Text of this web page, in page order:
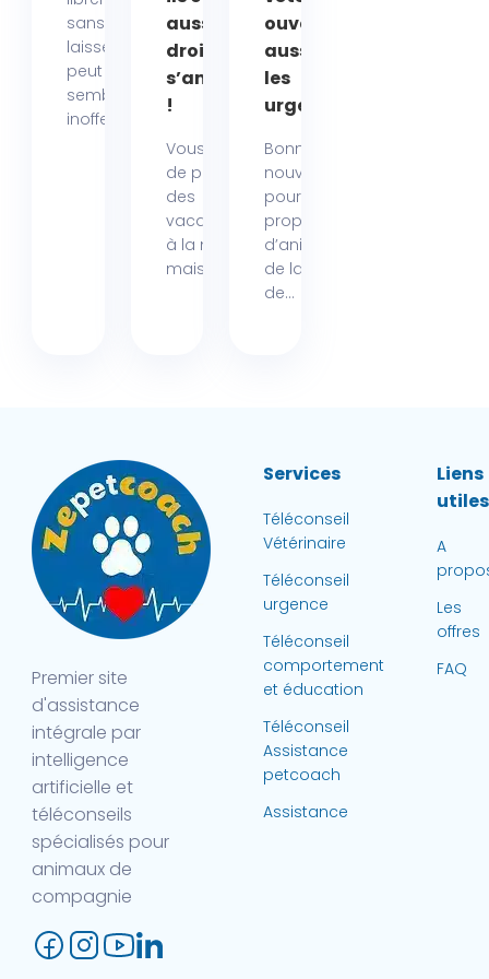
sans
laisse
peut
sembler
inoffensif....
aussile
droit de
s’amuser
!
Vous rêvez
de passer
des
vacances
à la mer,
mais...
ouvert
aussi pour
les
urgences
Bonne
nouvelle
pour les
propriétaires
d’animaux
de la région
de...
Premier site
d'assistance
intégrale par
intelligence
artificielle et
téléconseils
spécialisés pour
animaux de
compagnie
Services
Téléconseil
Vétérinaire
Téléconseil
urgence
Téléconseil
comportement
et éducation
Téléconseil
Assistance
petcoach
Assistance
Liens
utiles
A
Les
offres
FAQ